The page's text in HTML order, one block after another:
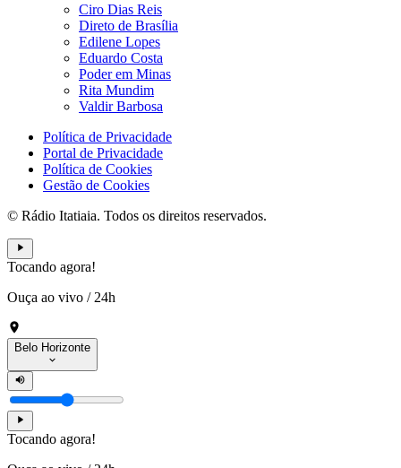
Ciro Dias Reis
Direto de Brasília
Edilene Lopes
Eduardo Costa
Poder em Minas
Rita Mundim
Valdir Barbosa
Política de Privacidade
Portal de Privacidade
Política de Cookies
Gestão de Cookies
© Rádio Itatiaia. Todos os direitos reservados.
Tocando agora!
Ouça ao vivo / 24h
Belo Horizonte
Tocando agora!